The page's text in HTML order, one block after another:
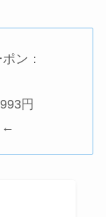
ン：
円
←